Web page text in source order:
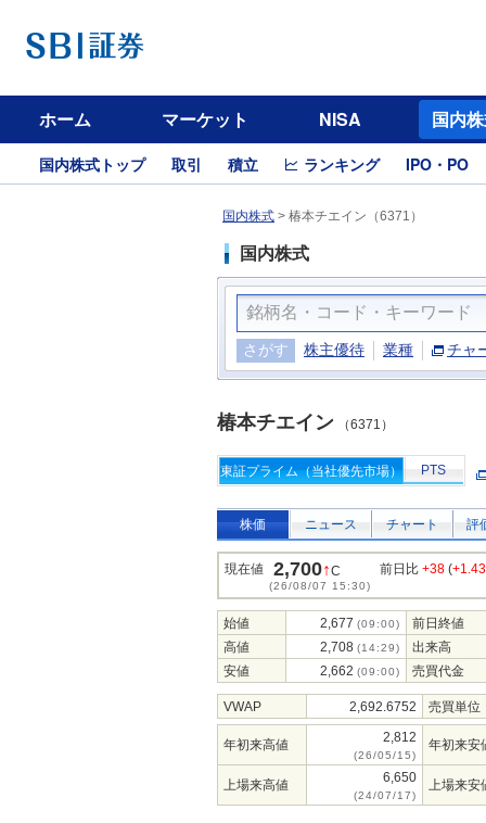
ホーム マーケット NISA 国内
国内株式トップ 取引 積立 ランキング IPO・PO
国内株式 > 椿本チエイン（6371）
国内株式
さがす 株主優待 業種 チャ
椿本チエイン （6371）
東証プライム（当社優先市場） PTS
株価 ニュース チャート 評
現在値 2,700↑C
(26/08/07 15:30)
前日比 +38 (
始値 2,677 (09:00)
前日終値
高値
2,708 (14:29)
出来高
安値
2,662 (09:00) 売買代金
VWAP 2,692.6752 売買単位
年初来高値 2,812
(26/05/15)
年初来安
上場来高値 6,650
(24/07/17)
上場来安